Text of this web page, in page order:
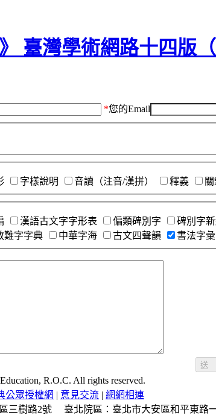
*您的Email
字樣說明 音讀（注音/漢拼） 釋義
漢語古文字字形表 偏類碑別字 碑別字
難字字典 中華字海 古文四聲韻 書法字彙
送
R.O.C. All rights reserved.
公眾授權網 | 意見交流 | 網網相連
三樹路2號
臺北院區：臺北市大安區和平東路